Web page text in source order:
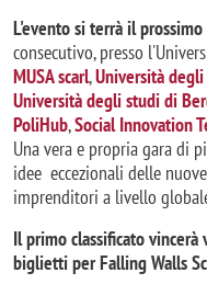
L'evento si terrà il
consecutivo, presso
MUSA scarl,Università
Università degli studi di
PoliHub,Social Innovation
Una vera e propria gara di
idee eccezionali delle
imprenditori a livello
Il primo classificato
biglietti per Falling Walls